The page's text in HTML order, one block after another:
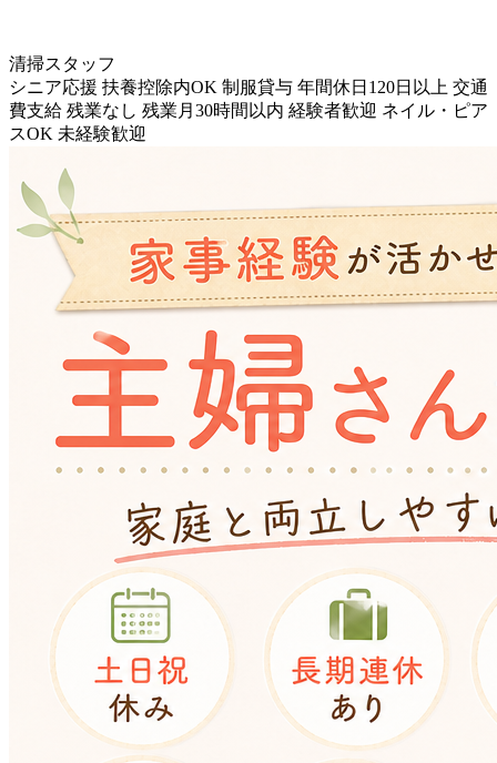
清掃スタッフ
シニア応援 扶養控除内OK 制服貸与 年間休日120日以上 交通
費支給 残業なし 残業月30時間以内 経験者歓迎 ネイル・ピア
スOK 未経験歓迎